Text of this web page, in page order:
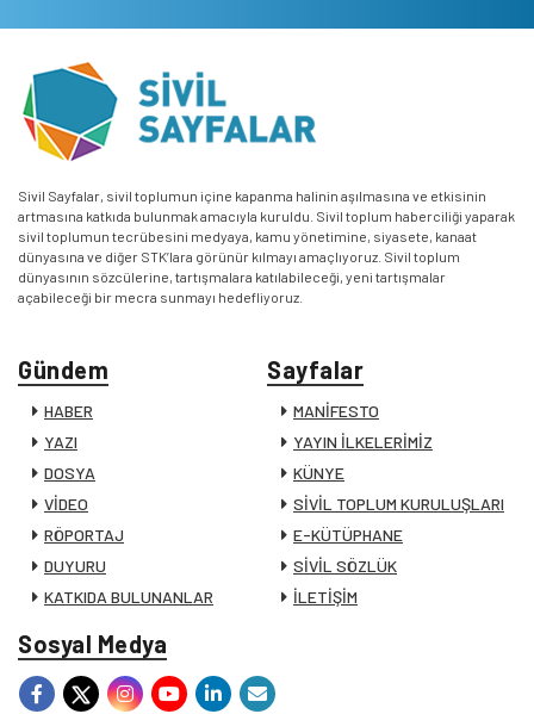
Sivil Sayfalar, sivil toplumun içine kapanma halinin aşılmasına ve etkisinin
artmasına katkıda bulunmak amacıyla kuruldu. Sivil toplum haberciliği yaparak
sivil toplumun tecrübesini medyaya, kamu yönetimine, siyasete, kanaat
dünyasına ve diğer STK’lara görünür kılmayı amaçlıyoruz. Sivil toplum
dünyasının sözcülerine, tartışmalara katılabileceği, yeni tartışmalar
açabileceği bir mecra sunmayı hedefliyoruz.
Gündem
HABER
YAZI
DOSYA
VİDEO
RÖPORTAJ
DUYURU
KATKIDA BULUNANLAR
Sayfalar
MANİFESTO
YAYIN İLKELERİMİZ
KÜNYE
SİVİL TOPLUM KURULUŞLARI
E-KÜTÜPHANE
SİVİL SÖZLÜK
İLETİŞİM
Sosyal Medya